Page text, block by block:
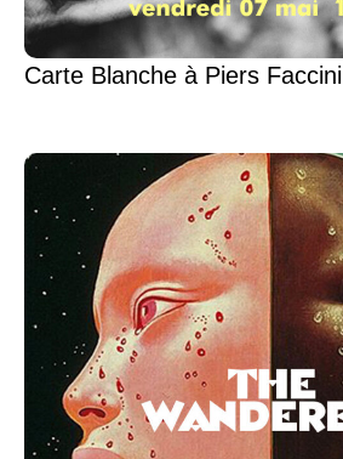
Carte Blanche à Piers Faccini